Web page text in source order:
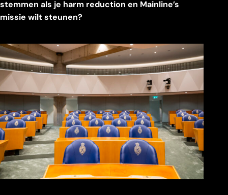
stemmen als je harm reduction en Mainline’s
missie wilt steunen?